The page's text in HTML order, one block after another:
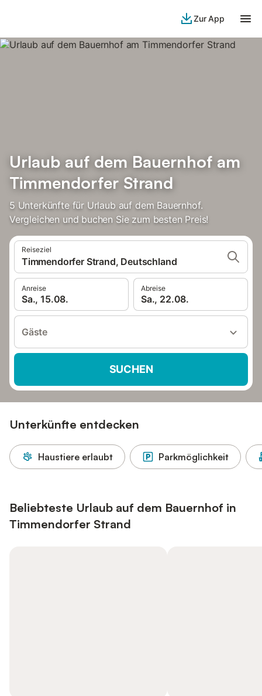
Zur App
Urlaub auf dem Bauernhof am
Timmendorfer Strand
5 Unterkünfte für Urlaub auf dem Bauernhof.
Vergleichen und buchen Sie zum besten Preis!
Reiseziel
Timmendorfer Strand, Deutschland
Anreise
Sa., 15.08.
Abreise
Sa., 22.08.
Gäste
SUCHEN
Unterkünfte entdecken
Haustiere erlaubt Parkmöglichkeit
Beliebteste Urlaub auf dem Bauernhof in
Timmendorfer Strand